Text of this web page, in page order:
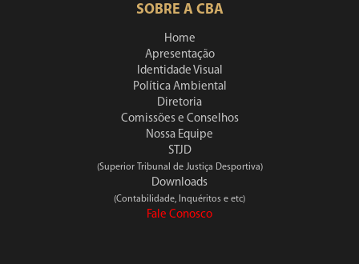
SOBRE A CBA
Home
Apresentação
Identidade Visual
Política Ambiental
Diretoria
Comissões e Conselhos
Nossa Equipe
STJD
(Superior Tribunal de Justiça Desportiva)
Downloads
(Contabilidade, Inquéritos e etc)
Fale Conosco